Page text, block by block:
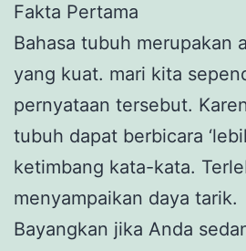
Fakta Pertama
Bahasa tubuh merupakan
yang kuat. mari kita
pernyataan tersebut.
tubuh dapat berbicara
ketimbang kata-kata.
menyampaikan daya tarik.
Bayangkan jika Anda